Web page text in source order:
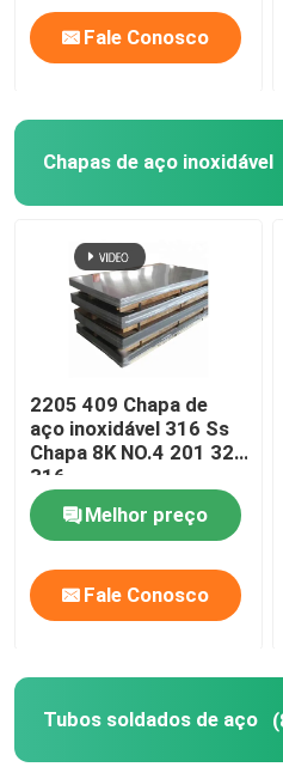
Tubulação de aço da
tubo de aço hidráulico
Chapas de aço inoxidável
Tubos soldados de aço
Tubos de aço
tubulação de aço
Fale Conosco
Chapas de aço inoxidável
2205 409 Chapa de
aço inoxidável 316 Ss
Chapa 8K NO.4 201 321
316
Melhor preço
Fale Conosco
Tubos soldados de aço